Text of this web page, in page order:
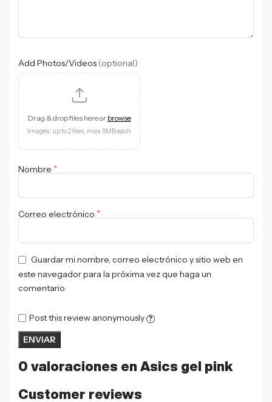
0 valoraciones en Asics gel pink
Customer reviews
Add Photos/Videos (optional)
Drag & drop files here or browse
Images: up to 2 files, max 5MB each
Nombre *
Correo electrónico *
Guardar mi nombre, correo electrónico y sitio web en
este navegador para la próxima vez que haga un
comentario.
Post this review anonymously ?